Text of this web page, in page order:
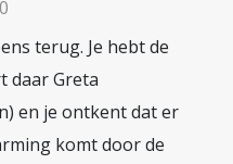
terug. Je hebt de
daar Greta
en je ontkent dat er
komt door de